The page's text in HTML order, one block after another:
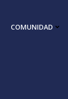
COMUNIDAD